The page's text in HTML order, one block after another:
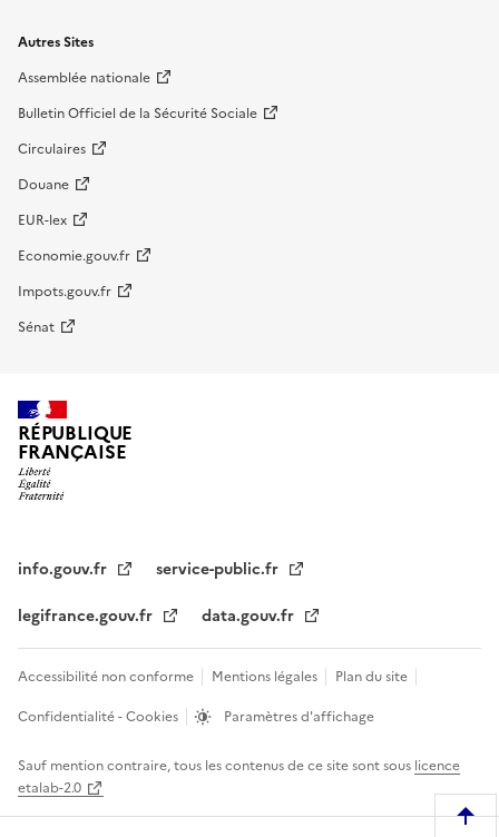
Autres Sites
Assemblée nationale
Bulletin Officiel de la Sécurité Sociale
Circulaires
Douane
EUR-lex
Economie.gouv.fr
Impots.gouv.fr
Sénat
RÉPUBLIQUE
FRANÇAISE
info.gouv.fr
service-public.fr
legifrance.gouv.fr
data.gouv.fr
Accessibilité non conforme Mentions légales
Plan du site
Confidentialité - Cookies
Paramètres d'affichage
Sauf mention contraire, tous les contenus de ce site sont sous licence
etalab-2.0